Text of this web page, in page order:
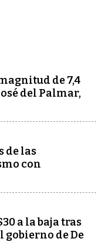
de 7,4
del Palmar,
de las
con
a la baja tras
de De